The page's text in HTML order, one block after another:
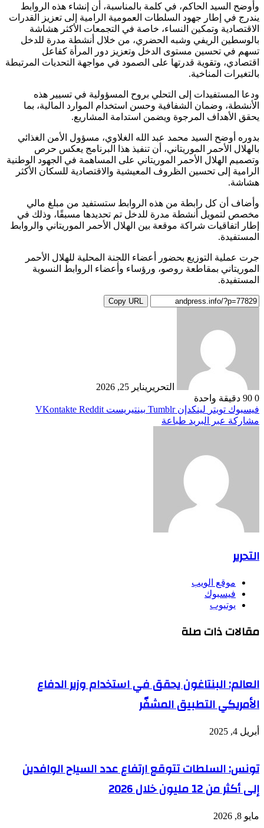
وأوضح السيد الحاكم، في كلمة بالمناسبة، أن إنشاء هذه الروابط
يندرج في إطار جهود السلطات العمومية الرامية إلى تعزيز القدرات
الاقتصادية وتمكين النساء، خاصة في التجمعات الأكثر هشاشة
بالوسطين الريفي وشبه الحضري، من خلال أنشطة مدرة للدخل
تسهم في تحسين مستوى الدخل وتعزيز دور المرأة كفاعل
اقتصادي، وتقوية قدرتها على الصمود في مواجهة التحديات المرتبطة
بالتغيرات المناخية.
ودعا المستفيدات إلى التحلي بروح المسؤولية في تسيير هذه
الأنشطة، وضمان الشفافية وحسن استخدام الموارد المالية، بما
يحقق الأهداف المرجوة ويضمن استدامة المشاريع.
بدوره أوضح السيد محمد عبد الله الغلاوي، مسؤول الأمن الغذائي
بالهلال الأحمر الموريتاني، أن تنفيذ هذا البرنامج يعكس حرص
وتصميم الهلال الأحمر الموريتاني على المساهمة في الجهود الوطنية
الرامية إلى تحسين الظروف المعيشية والاقتصادية للسكان الأكثر
هشاشة.
وأضاف أن كل رابطة من هذه الروابط ستستفيد من مبلغ مالي
مخصص لتمويل أنشطة مدرة للدخل تم تحديدها مسبقًا، وذلك في
إطار اتفاقيات شراكة موقعة بين الهلال الأحمر الموريتاني والروابط
المستفيدة.
جرت عملية التوزيع بحضور أعضاء اللجنة المحلية للهلال الأحمر
الموريتاني بمقاطعة روصو، ورؤساء وأعضاء الروابط النسوية
المستفيدة.
Copy URL
التحرير يناير 25, 2026
0
دقيقة واحدة
فيسبوك تويتر لينكدإن بينتيريست
مشاركة عبر البريد طباعة
التحرير
موقع الويب
فيسبوك
يوتيوب
مقالات ذات صلة
العالم: البنتاغون يحقق في استخدام وزير الدفاع
الأمريكي التطبيق المشفّر
أبريل 4, 2025
تونس: السلطات تتوقع ارتفاع عدد السياح الوافدين
إلى أكثر من 12 مليون خلال 2026
مايو 8, 2026